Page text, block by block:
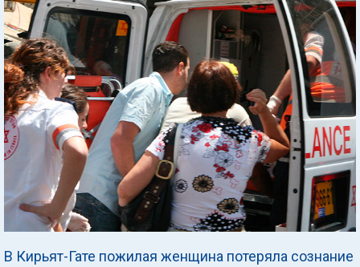
В Кирьят-Гате пожилая женщина потеряла сознание